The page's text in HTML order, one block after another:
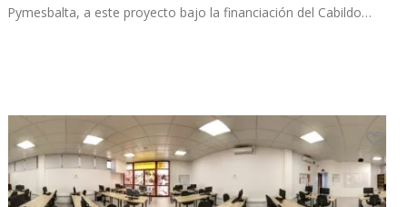
Pymesbalta, a este proyecto bajo la financiación del Cabildo…